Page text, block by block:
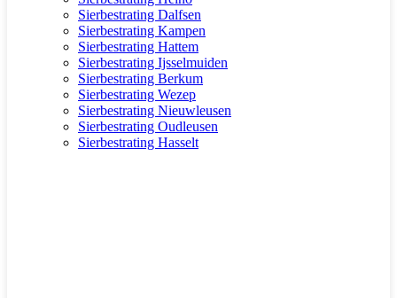
Sierbestrating Dalfsen
Sierbestrating Kampen
Sierbestrating Hattem
Sierbestrating Ijsselmuiden
Sierbestrating Berkum
Sierbestrating Wezep
Sierbestrating Nieuwleusen
Sierbestrating Oudleusen
Sierbestrating Hasselt